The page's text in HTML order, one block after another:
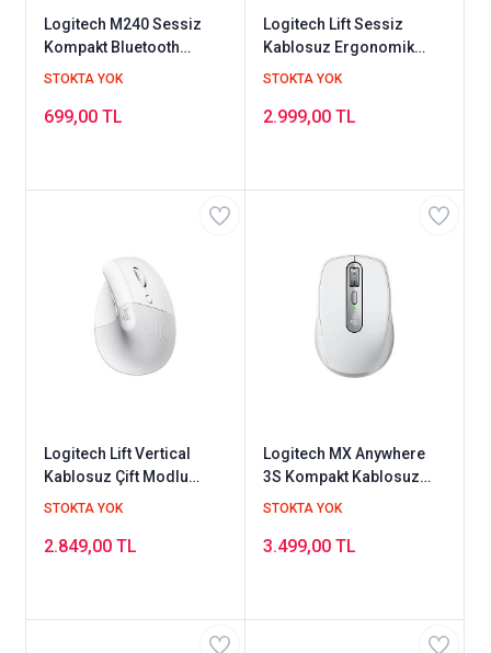
Logitech M240 Sessiz
Kompakt Bluetooth
Kablosuz Optik Mouse
STOKTA YOK
699,00 TL
Logitech Lift Sessiz
Kablosuz Ergonomik
Dikey Mouse Pembe
STOKTA YOK
2.999,00 TL
Logitech Lift Vertical
Kablosuz Çift Modlu
Mouse
STOKTA YOK
2.849,00 TL
Logitech MX Anywhere
3S Kompakt Kablosuz
Lazer Mouse
STOKTA YOK
3.499,00 TL